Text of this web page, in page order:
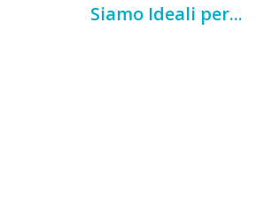
Siamo Ideali per...